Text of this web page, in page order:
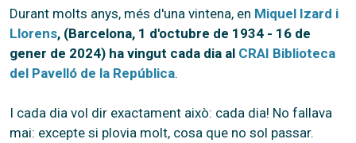
Durant molts anys, més d'una vintena, en Miquel Izard i
Llorens, (Barcelona, 1 d'octubre de 1934 - 16 de
gener de 2024) ha vingut cada dia al CRAI Biblioteca
del Pavelló de la República.
I cada dia vol dir exactament això: cada dia! No fallava
mai: excepte si plovia molt, cosa que no sol passar.